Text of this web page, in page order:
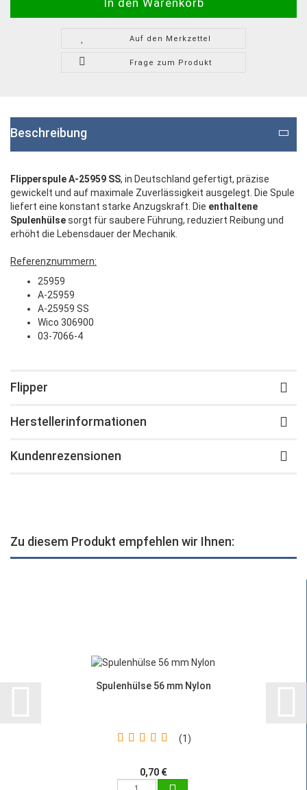
Auf den Merkzettel
Frage zum Produkt
Beschreibung
Flipperspule A-25959 SS, in Deutschland gefertigt, präzise
gewickelt und auf maximale Zuverlässigkeit ausgelegt. Die Spule
liefert eine konstant starke Anzugskraft. Die enthaltene
Spulenhülsesorgt für saubere Führung, reduziert Reibung und
erhöht die Lebensdauer der Mechanik.
Referenznummern:
25959
A-25959
A-25959 SS
Wico 306900
03-7066-4
Flipper
Herstellerinformationen
Kundenrezensionen
Zu diesem Produkt empfehlen wir Ihnen:
Spulenhülse 56 mm Nylon
1
0,70 €